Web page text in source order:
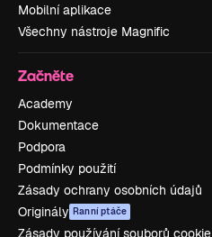
Mobilní aplikace
Všechny nástroje Magnific
Začněte
Academy
Dokumentace
Podpora
Podmínky použití
Zásady ochrany osobních údajů
Originály Ranní ptáče
Zásady používání souborů cookie